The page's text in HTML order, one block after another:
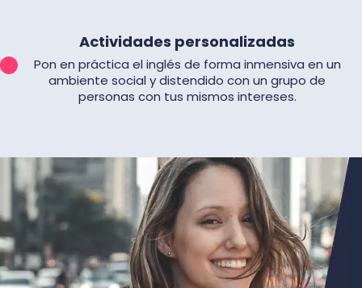
Actividades personalizadas
Pon en práctica el inglés de forma inmensiva en un
ambiente social y distendido con un grupo de
personas con tus mismos intereses.